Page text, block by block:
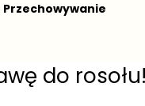
Przechowywanie
do rosołu!